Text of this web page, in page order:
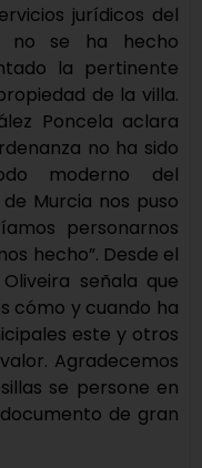
jurídicos del
no se ha hecho
la pertinente
de la villa.
Poncela aclara
no ha sido
moderno del
Murcia nos puso
personarnos
hecho”. Desde el
señala que
cómo y cuando ha
este y otros
Agradecemos
se persone en
de gran